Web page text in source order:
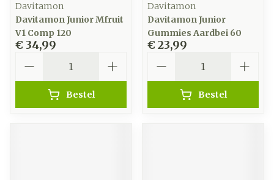
Davitamon
Davitamon Junior Mfruit
V1 Comp 120
€ 34,99
Bestel
Davitamon
Davitamon Junior
Gummies Aardbei 60
€ 23,99
Bestel